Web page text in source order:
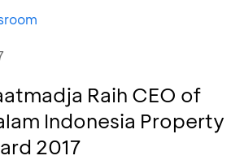
Raih CEO of
Indonesia Property
2017